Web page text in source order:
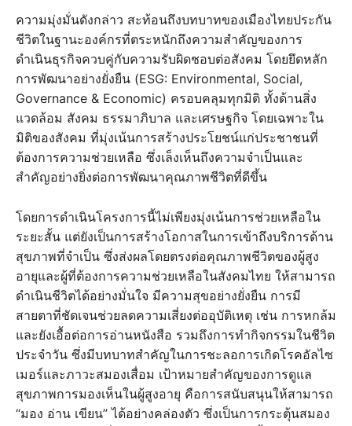
ความมุ่งมั่นดังกล่าว สะท้อนถึงบทบาทของเมืองไทยประกัน
ชีวิตในฐานะองค์กรที่ตระหนักถึงความสำคัญของการ
ดำเนินธุรกิจควบคู่กับความรับผิดชอบต่อสังคม โดยยึดหลัก
การพัฒนาอย่างยั่งยืน (ESG: Environmental, Social,
Governance & Economic) ครอบคลุมทุกมิติ ทั้งด้านสิ่ง
แวดล้อม สังคม ธรรมาภิบาล และเศรษฐกิจ โดยเฉพาะใน
มิติของสังคม ที่มุ่งเน้นการสร้างประโยชน์แก่ประชาชนที่
ต้องการความช่วยเหลือ ซึ่งเล็งเห็นถึงความจำเป็นและ
สำคัญอย่างยิ่งต่อการพัฒนาคุณภาพชีวิตที่ดีขึ้น
โดยการดำเนินโครงการนี้ไม่เพียงมุ่งเน้นการช่วยเหลือใน
ระยะสั้น แต่ยังเป็นการสร้างโอกาสในการเข้าถึงบริการด้าน
สุขภาพที่จำเป็น ซึ่งส่งผลโดยตรงต่อคุณภาพชีวิตของผู้สูง
อายุและผู้ที่ต้องการความช่วยเหลือในสังคมไทย ให้สามารถ
ดำเนินชีวิตได้อย่างมั่นใจ มีความสุขอย่างยั่งยืน การมี
สายตาที่ชัดเจนช่วยลดความเสี่ยงต่ออุบัติเหตุ เช่น การหกล้ม
และยังเอื้อต่อการอ่านหนังสือ รวมถึงการทำกิจกรรมในชีวิต
ประจำวัน ซึ่งมีบทบาทสำคัญในการชะลอการเกิดโรคอัลไซ
เมอร์และภาวะสมองเสื่อม เป้าหมายสำคัญของการดูแล
สุขภาพการมองเห็นในผู้สูงอายุ คือการสนับสนุนให้สามารถ
“มอง อ่าน เขียน” ได้อย่างคล่องตัว ซึ่งเป็นการกระตุ้นสมอง